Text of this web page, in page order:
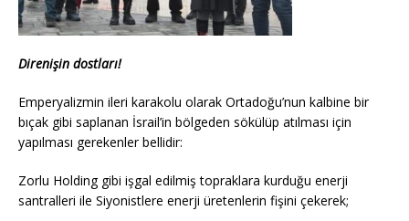
Direnişin dostları!
Emperyalizmin ileri karakolu olarak Ortadoğu’nun kalbine bir
bıçak gibi saplanan İsrail’in bölgeden sökülüp atılması için
yapılması gerekenler bellidir:
Zorlu Holding gibi işgal edilmiş topraklara kurduğu enerji
santralleri ile Siyonistlere enerji üretenlerin fişini çekerek;